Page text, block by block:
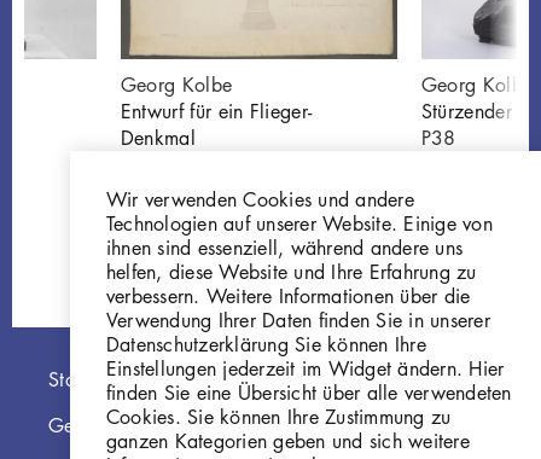
Georg Kolbe
Entwurf für ein Flieger-
Denkmal
Georg Kolbe
Stürzender
P38
Hauptnavigation
Startseite
Georg Kolbe Museum
Wir verwenden Cookies und andere
Technologien auf unserer Website. Einige von
ihnen sind essenziell, während andere uns
helfen, diese Website und Ihre Erfahrung zu
verbessern. Weitere Informationen über die
Verwendung Ihrer Daten finden Sie in unserer
Datenschutzerklärung Sie können Ihre
Einstellungen jederzeit im Widget ändern. Hier
finden Sie eine Übersicht über alle verwendeten
Cookies. Sie können Ihre Zustimmung zu
ganzen Kategorien geben und sich weitere